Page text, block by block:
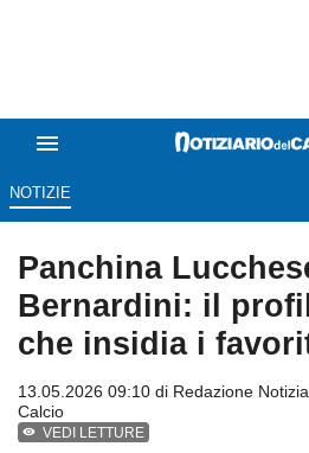
NOTIZIE
Panchina
Bernardini: il
che insidia i
13.05.2026 09:10 di Redazione
Calcio
VEDI LETTURE